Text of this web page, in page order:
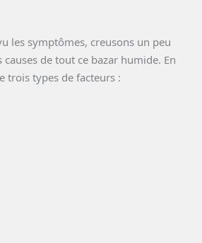
les symptômes, creusons un peu
de tout ce bazar humide. En
trois types de facteurs :